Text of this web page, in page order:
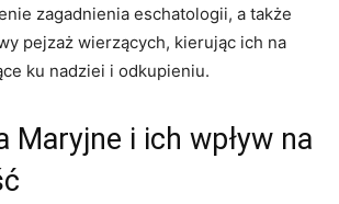
zagadnienia eschatologii, a także
pejzaż wierzących, kierując ich na
ku nadziei i odkupieniu.
Maryjne i ich wpływ na